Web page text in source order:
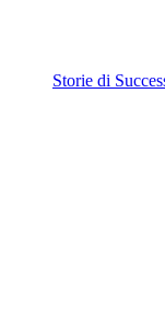
Storie di